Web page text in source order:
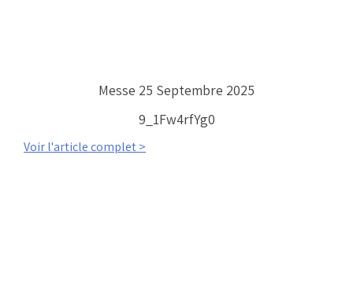
Messe 25 Septembre 2025
9_1Fw4rfYg0
Voir l'article complet >